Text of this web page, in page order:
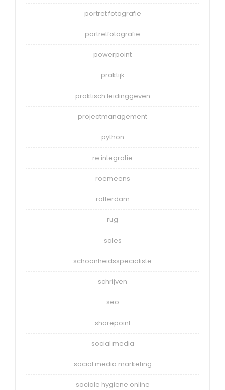
portret fotografie
portretfotografie
powerpoint
praktijk
praktisch leidinggeven
projectmanagement
python
re integratie
roemeens
rotterdam
rug
sales
schoonheidsspecialiste
schrijven
seo
sharepoint
social media
social media marketing
sociale hygiene online